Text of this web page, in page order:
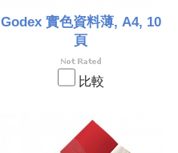
Godex 實色資料薄, A4, 10
頁
比較